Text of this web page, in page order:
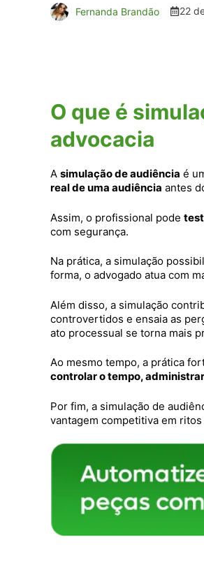
Fernanda Brandão 22
O que é
advocacia
A simulação de audiência é
real de uma audiência antes
Assim, o profissional pode
com segurança.
Na prática, a simulação
forma, o advogado atua com
Além disso, a simulação
controvertidos e ensaia as
ato processual se torna mais
Ao mesmo tempo, a prática
controlar o tempo,
Por fim, a simulação de
vantagem competitiva em